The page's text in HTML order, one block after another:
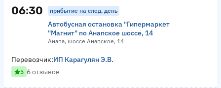
06:30 прибытие на след. день
Автобусная остановка "Гипермаркет
"Магнит" по Анапское шоссе, 14
Анапа, шоссе Анапское, 14
Перевозчик:ИП Карагулян Э.В.
5 6 отзывов